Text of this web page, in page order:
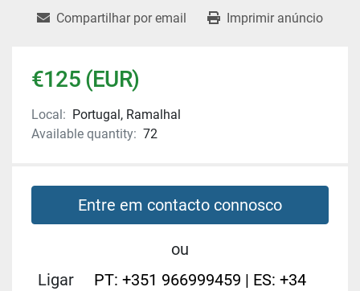
Compartilhar por email Imprimir anúncio
€125 (EUR)
Local: Portugal, Ramalhal
Available quantity: 72
Entre em contacto connosco
ou
Ligar
PT: +351 966999459 | ES: +34